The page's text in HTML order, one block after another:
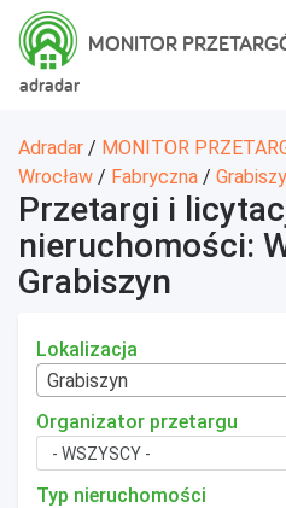
adradar
MONITOR
Adradar / MONITOR
Wrocław / Fabryczna /
Przetargi i
nieruchomości:
Grabiszyn
Lokalizacja
Grabiszyn
Organizator przetargu
Typ nieruchomości